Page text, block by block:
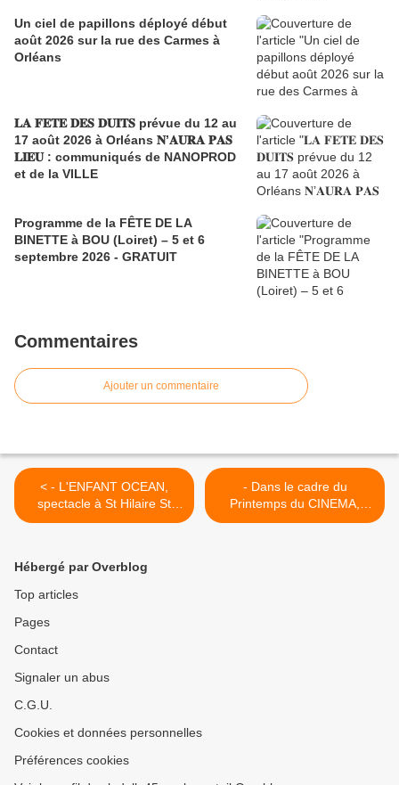
Un ciel de papillons déployé début
août 2026 sur la rue des Carmes à
Orléans
𝐋𝐀 𝐅𝐄𝐓𝐄 𝐃𝐄𝐒 𝐃𝐔𝐈𝐓𝐒 prévue du 12 au
17 août 2026 à Orléans 𝐍’𝐀𝐔𝐑𝐀 𝐏𝐀𝐒
𝐋𝐈𝐄𝐔 : communiqués de NANOPROD
et de la VILLE
Programme de la FÊTE DE LA
BINETTE à BOU (Loiret) – 5 et 6
septembre 2026 - GRATUIT
Commentaires
Ajouter un commentaire
< - L'ENFANT OCEAN,
spectacle à St Hilaire St
Mesmin le 5 avril 2014
- Dans le cadre du
Printemps du CINEMA,
TARIF REDUIT A 3,50€ 16
Hébergé par Overblog
Top articles
Pages
Contact
Signaler un abus
C.G.U.
Cookies et données personnelles
Préférences cookies